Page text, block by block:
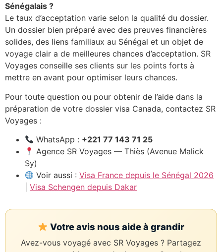
Sénégalais ?
Le taux d’acceptation varie selon la qualité du dossier.
Un dossier bien préparé avec des preuves financières
solides, des liens familiaux au Sénégal et un objet de
voyage clair a de meilleures chances d’acceptation. SR
Voyages conseille ses clients sur les points forts à
mettre en avant pour optimiser leurs chances.
Pour toute question ou pour obtenir de l’aide dans la
préparation de votre dossier visa Canada, contactez SR
Voyages :
WhatsApp : +221 77 143 71 25
Agence SR Voyages — Thiès (Avenue Malick
Sy)
Voir aussi :Visa France depuis le Sénégal 2026
Visa Schengen depuis Dakar
Votre avis nous aide à grandir
Avez-vous voyagé avec SR Voyages ? Partagez